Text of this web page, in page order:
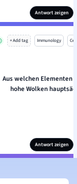
Antwort zeigen
+ Add tag Immunology
Aus welchen Elementen
hohe Wolken
Antwort zeigen